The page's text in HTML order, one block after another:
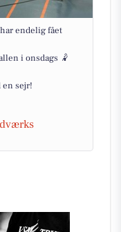
endelig fået
i onsdags 🤾
en sejr!